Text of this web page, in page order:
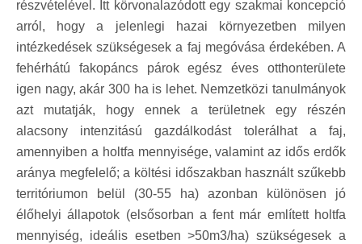
részvételével. Itt körvonalazódott egy szakmai koncepció
arról, hogy a jelenlegi hazai környezetben milyen
intézkedések szükségesek a faj megóvása érdekében. A
fehérhátú fakopáncs párok egész éves otthonterülete
igen nagy, akár 300 ha is lehet. Nemzetközi tanulmányok
azt mutatják, hogy ennek a területnek egy részén
alacsony intenzitású gazdálkodást tolerálhat a faj,
amennyiben a holtfa mennyisége, valamint az idős erdők
aránya megfelelő; a költési időszakban használt szűkebb
territóriumon belül (30-55 ha) azonban különösen jó
élőhelyi állapotok (elsősorban a fent már említett holtfa
mennyiség, ideális esetben >50m3/ha) szükségesek a